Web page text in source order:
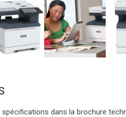
dans la brochure